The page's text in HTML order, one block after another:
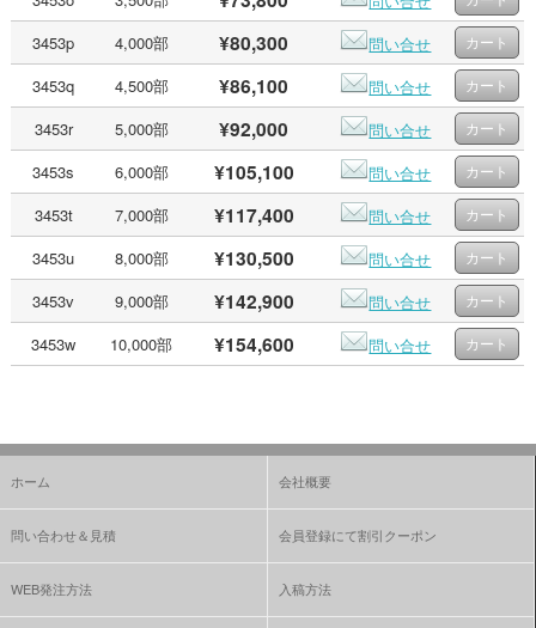
3453p
4,000部 ¥80,300
問い合せ
3453q
4,500部 ¥86,100
問い合せ
3453r
5,000部 ¥92,000
問い合せ
3453s
6,000部 ¥105,100
問い合せ
3453t
7,000部 ¥117,400
問い合せ
3453u
8,000部 ¥130,500
問い合せ
3453v
9,000部 ¥142,900
問い合せ
3453w
10,000部 ¥154,600 問い合せ
ホーム 会社概要
問い合わせ＆見積 会員登録にて割引クーポン
WEB発注方法 入稿方法